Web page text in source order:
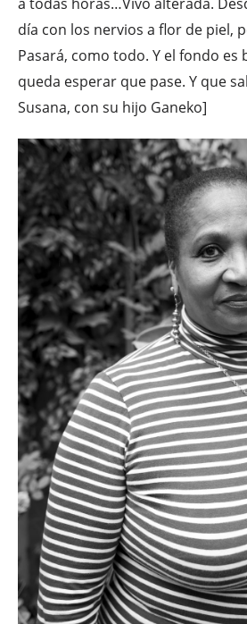
día con los nervios a flor de piel,
Pasará, como todo. Y el fondo es
queda esperar que pase. Y que
Susana, con su hijo Ganeko]